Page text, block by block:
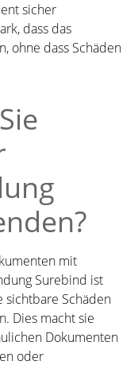
sicher
dass das
ohne dass Schäden
mit
Surebind ist
sichtbare Schäden
Dies macht sie
Dokumenten
oder